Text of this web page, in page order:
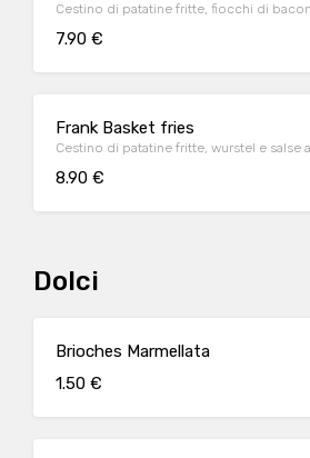
Cestino di patatine fritte, fiocchi di
7.90 €
Frank Basket fries
Cestino di patatine fritte, wurstel e salse
8.90 €
Dolci
Brioches Marmellata
1.50 €